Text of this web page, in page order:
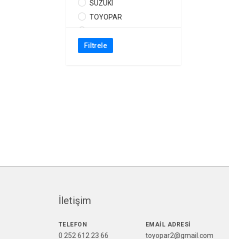
SUZUKI
TOYOPAR
UNIVERSAL
Filtrele
İletişim
TELEFON
0 252 612 23 66
EMAIL ADRESI
toyopar2@gmail.com